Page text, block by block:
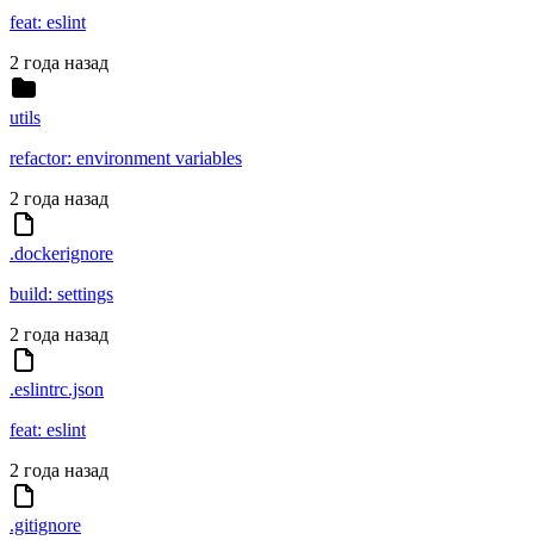
feat: eslint
2 года назад
utils
refactor: environment variables
2 года назад
.dockerignore
build: settings
2 года назад
.eslintrc.json
feat: eslint
2 года назад
.gitignore